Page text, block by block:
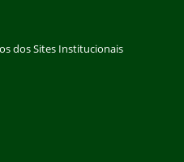
dos Sites Institucionais